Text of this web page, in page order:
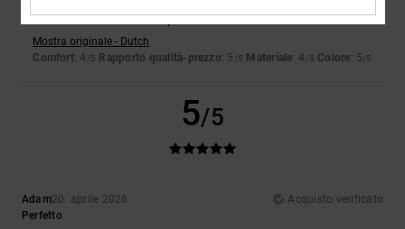
Mostra originale - Dutch
Comfort: 4 /5 Rapporto qualità-prezzo: 5 /5 Materiale: 4/5 Colore: 5/5
5/5
Adam20. aprile 2026
Acquisto verificato
Perfetto